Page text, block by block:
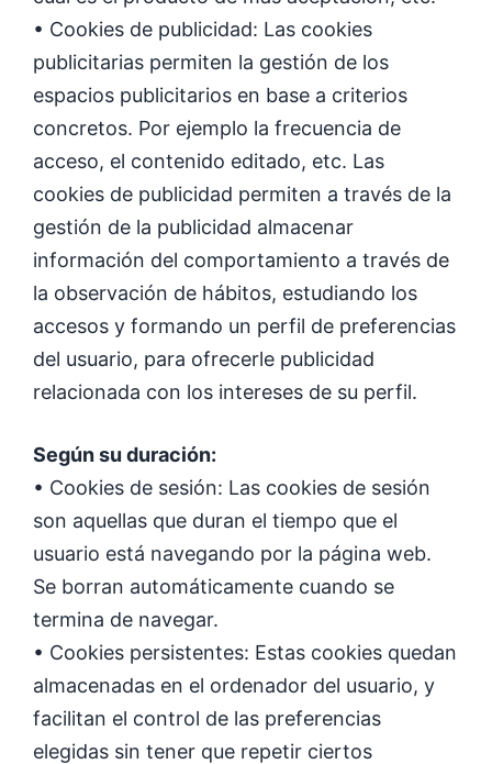
• Cookies de publicidad: Las cookies
publicitarias permiten la gestión de los
espacios publicitarios en base a criterios
concretos. Por ejemplo la frecuencia de
acceso, el contenido editado, etc. Las
cookies de publicidad permiten a través de la
gestión de la publicidad almacenar
información del comportamiento a través de
la observación de hábitos, estudiando los
accesos y formando un perfil de preferencias
del usuario, para ofrecerle publicidad
relacionada con los intereses de su perfil.
Según su duración:
• Cookies de sesión: Las cookies de sesión
son aquellas que duran el tiempo que el
usuario está navegando por la página web.
Se borran automáticamente cuando se
termina de navegar.
• Cookies persistentes: Estas cookies quedan
almacenadas en el ordenador del usuario, y
facilitan el control de las preferencias
elegidas sin tener que repetir ciertos